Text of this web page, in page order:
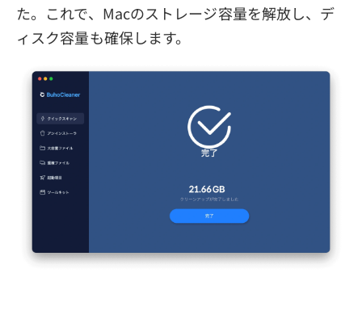
た。これで、Macのストレージ容量を解放し、デ
ィスク容量も確保します。